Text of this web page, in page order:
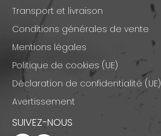
Transport et livraison
Conditions générales de vente
Mentions légales
Politique de cookies (UE)
Déclaration de confidentialité (UE)
Avertissement
SUIVEZ-NOUS